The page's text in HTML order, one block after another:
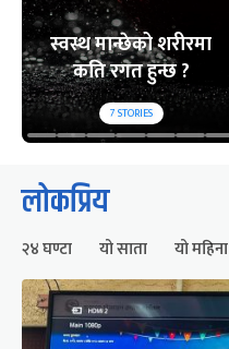
स्वस्थ मान्छेको शरीरमा
कति रगत हुन्छ ?
7STORIES
लोकप्रिय
२४ घण्टा यो साता यो महिना